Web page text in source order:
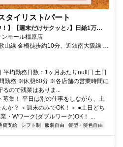
タイリスト/パート
】【週末だけサクッと♪】日給1万
休日に効率よく働けます！週末スタ
モール橿原店
山線 金橋徒歩約10分、近鉄南大阪線 坊
塚徒歩約25分
平均勤務日数：1ヶ月あたりnull日 土日
勤務 ※休憩60分 ※各店舗の営業時間に
るので残業はありま...
募集！ 平日は別の仕事をしながら、土
か？ ＜週末のみでOK！＞ ●土日どち
・Wワーク(ダブルワーク)OK！ ...
費支給 シフト制 服装自由 髪型・髪色自由